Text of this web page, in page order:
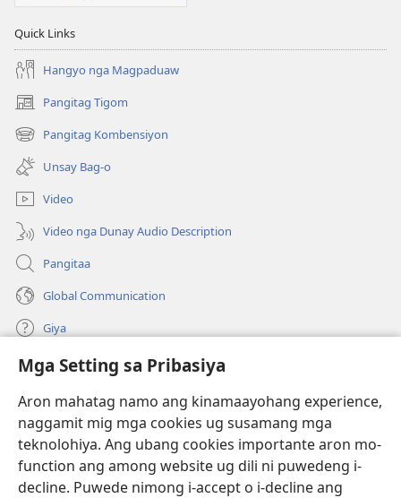
Mga Setting sa Pribasiya
Aron mahatag namo ang kinamaayohang experience,
naggamit mig mga cookies ug susamang mga
teknolohiya. Ang ubang cookies importante aron mo-
function ang among website ug dili ni puwedeng i-
decline. Puwede nimong i-accept o i-decline ang
Quick Links
Hangyo nga Magpaduaw
Pangitag Tigom
(mo-
open
ug
bag-
ong
window)
Pangitag Kombensiyon
(mo-
open
ug
bag-
ong
window)
Unsay Bag-o
Video
Video nga Dunay Audio Description
Pangitaa
Global Communication
Giya
Donasyon
(mo-
open
bag-
ong
window)
Watchtower ONLINE NGA LIBRARYA
(mo-
open
ug
bag-
JW Hub
(mo-
open